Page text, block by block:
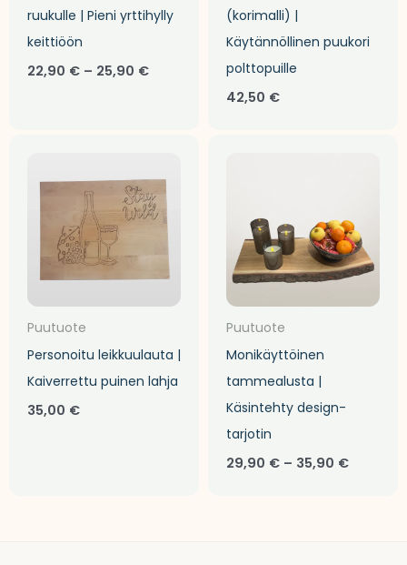
ruukulle | Pieni yrttihylly
keittiöön
22,90 € – 25,90 €
(korimalli) |
Käytännöllinen puukori
polttopuille
42,50 €
Puutuote
Personoitu leikkuulauta |
Kaiverrettu puinen lahja
35,00 €
Puutuote
Monikäyttöinen
tammealusta |
Käsintehty design-
tarjotin
29,90 € – 35,90 €